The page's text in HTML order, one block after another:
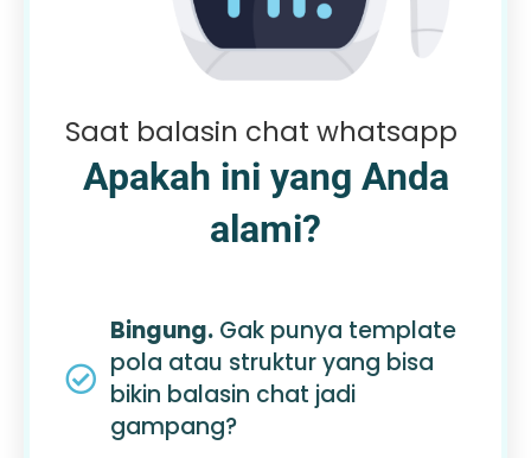
Saat balasin chat whatsapp
Apakah ini yang Anda
alami?
Bingung.Gak punya template
pola atau struktur yang bisa
bikin balasin chat jadi
gampang?